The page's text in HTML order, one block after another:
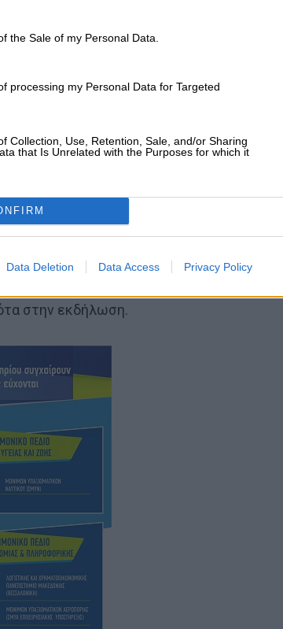
the Sale of my Personal Data.
processing my Personal Data for Targeted
Collection, Use, Retention, Sale, and/or Sharing
that Is Unrelated with the Purposes for which it
Data Deletion Data Access Privacy Policy
Μίκυ (δηλ. της Εμης και του Βασίλη) που
στην εκδήλωση.